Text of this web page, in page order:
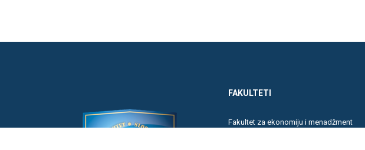
FAKULTETI
Fakultet za ekonomiju i menadžment